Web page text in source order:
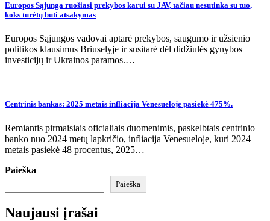
Europos Sąjunga ruošiasi prekybos karui su JAV, tačiau nesutinka su tuo,
koks turėtų būti atsakymas
Europos Sąjungos vadovai aptarė prekybos, saugumo ir užsienio
politikos klausimus Briuselyje ir susitarė dėl didžiulės gynybos
investicijų ir Ukrainos paramos.…
Centrinis bankas: 2025 metais infliacija Venesueloje pasiekė 475%.
Remiantis pirmaisiais oficialiais duomenimis, paskelbtais centrinio
banko nuo 2024 metų lapkričio, infliacija Venesueloje, kuri 2024
metais pasiekė 48 procentus, 2025…
Paieška
Paieška
Naujausi įrašai